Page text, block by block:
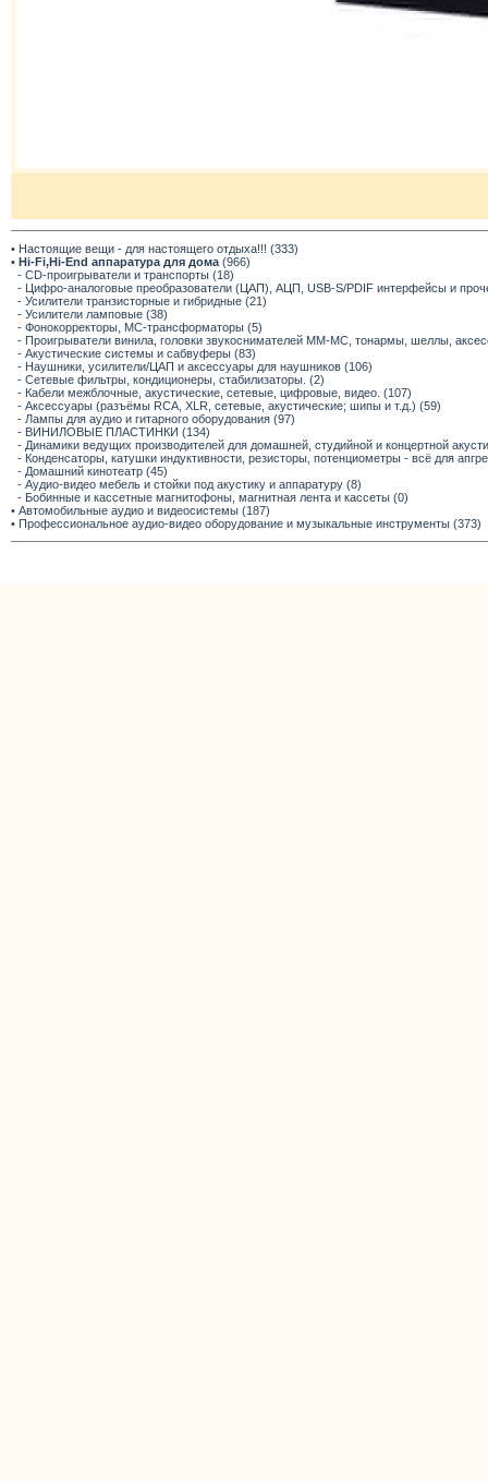
• Настоящие вещи - для настоящего отдыха!!! (333)
• Hi-Fi,Hi-End аппаратура для дома (966)
- CD-проигрыватели и транспорты (18)
- Цифро-аналоговые преобразователи (ЦАП), АЦП, USB-S/PDIF интерфейсы и
- Усилители транзисторные и гибридные (21)
- Усилители ламповые (38)
- Фонокорректоры, МС-трансформаторы (5)
- Проигрыватели винила, головки звукоснимателей ММ-МС, тонармы, шеллы,
- Акустические системы и сабвуферы (83)
- Наушники, усилители/ЦАП и аксессуары для наушников (106)
- Сетевые фильтры, кондиционеры, стабилизаторы. (2)
- Кабели межблочные, акустические, сетевые, цифровые, видео. (107)
- Аксессуары (разъёмы RCA, XLR, сетевые, акустические; шипы и т.д.) (59)
- Лампы для аудио и гитарного оборудования (97)
- ВИНИЛОВЫЕ ПЛАСТИНКИ (134)
- Динамики ведущих производителей для домашней, студийной и концертной
- Конденсаторы, катушки индуктивности, резисторы, потенциометры - всё для
- Домашний кинотеатр (45)
- Аудио-видео мебель и стойки под акустику и аппаратуру (8)
- Бобинные и кассетные магнитофоны, магнитная лента и кассеты (0)
• Автомобильные аудио и видеосистемы (187)
• Профессиональное аудио-видео оборудование и музыкальные инструменты (373)